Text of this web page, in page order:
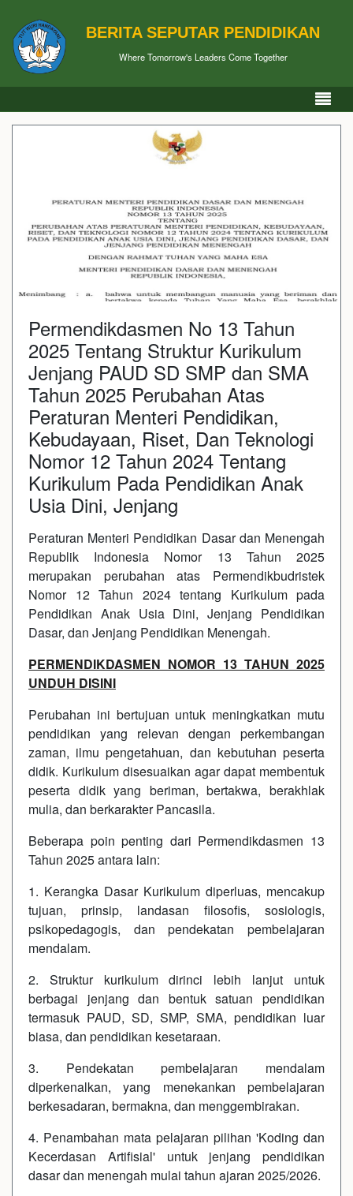
BERITA SEPUTAR PENDIDIKAN
Where Tomorrow's Leaders Come Together
Permendikdasmen No 13 Tahun
2025 Tentang Struktur Kurikulum
Jenjang PAUD SD SMP dan SMA
Tahun 2025 Perubahan Atas
Peraturan Menteri Pendidikan,
Kebudayaan, Riset, Dan Teknologi
Nomor 12 Tahun 2024 Tentang
Kurikulum Pada Pendidikan Anak
Usia Dini, Jenjang
Peraturan Menteri Pendidikan Dasar dan Menengah
Republik Indonesia Nomor 13 Tahun 2025
merupakan perubahan atas Permendikbudristek
Nomor 12 Tahun 2024 tentang Kurikulum pada
Pendidikan Anak Usia Dini, Jenjang Pendidikan
Dasar, dan Jenjang Pendidikan Menengah.
PERMENDIKDASMEN NOMOR 13 TAHUN 2025
UNDUH DISINI
Perubahan ini bertujuan untuk meningkatkan mutu
pendidikan yang relevan dengan perkembangan
zaman, ilmu pengetahuan, dan kebutuhan peserta
didik. Kurikulum disesuaikan agar dapat membentuk
peserta didik yang beriman, bertakwa, berakhlak
mulia, dan berkarakter Pancasila.
Beberapa poin penting dari Permendikdasmen 13
Tahun 2025 antara lain:
1. Kerangka Dasar Kurikulum diperluas, mencakup
tujuan, prinsip, landasan filosofis, sosiologis,
psikopedagogis, dan pendekatan pembelajaran
mendalam.
2. Struktur kurikulum dirinci lebih lanjut untuk
berbagai jenjang dan bentuk satuan pendidikan
termasuk PAUD, SD, SMP, SMA, pendidikan luar
biasa, dan pendidikan kesetaraan.
3. Pendekatan pembelajaran mendalam
diperkenalkan, yang menekankan pembelajaran
berkesadaran, bermakna, dan menggembirakan.
4. Penambahan mata pelajaran pilihan 'Koding dan
Kecerdasan Artifisial' untuk jenjang pendidikan
dasar dan menengah mulai tahun ajaran 2025/2026.